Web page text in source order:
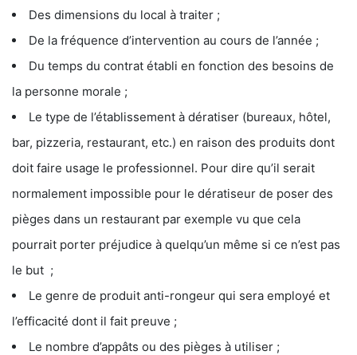
Des dimensions du local à traiter ;
De la fréquence d’intervention au cours de l’année ;
Du temps du contrat établi en fonction des besoins de
la personne morale ;
Le type de l’établissement à dératiser (bureaux, hôtel,
bar, pizzeria, restaurant, etc.) en raison des produits dont
doit faire usage le professionnel. Pour dire qu’il serait
normalement impossible pour le dératiseur de poser des
pièges dans un restaurant par exemple vu que cela
pourrait porter préjudice à quelqu’un même si ce n’est pas
le but ;
Le genre de produit anti-rongeur qui sera employé et
l’efficacité dont il fait preuve ;
Le nombre d’appâts ou des pièges à utiliser ;